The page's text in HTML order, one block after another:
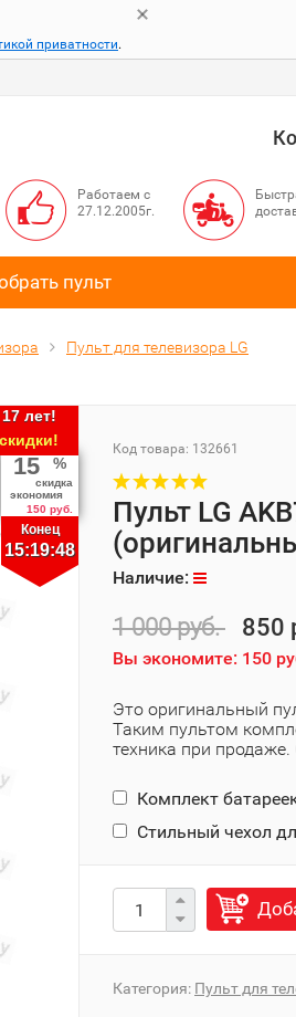
приватности.
Работаем с
27.12.2005г.
пульт
Пульт для телевизора LG
лет!
Конец
15:19:48
15 %
скидка
экономия
150 руб.
Код товара: 132661
Пульт LG
Наличие:
1 000 руб. 850
Вы экономите: 150
Это оригинальный
Таким пультом
техника при
Комплект
Стильный чехол
Категория: Пульт для